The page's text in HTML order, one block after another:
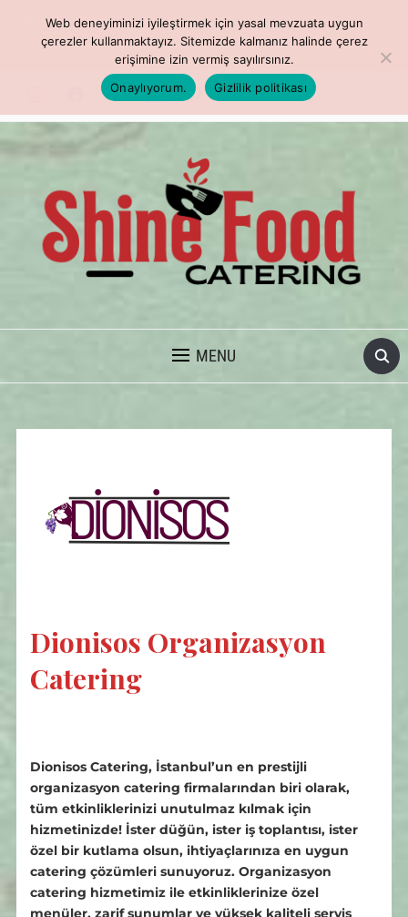
MENU
Dionisos Organizasyon
Catering
Dionisos Catering, İstanbul’un en prestijli
organizasyon catering firmalarından biri olarak,
tüm etkinliklerinizi unutulmaz kılmak için
hizmetinizde! İster düğün, ister iş toplantısı, ister
özel bir kutlama olsun, ihtiyaçlarınıza en uygun
catering çözümleri sunuyoruz. Organizasyon
catering hizmetimiz ile etkinliklerinize özel
menüler, zarif sunumlar ve yüksek kaliteli servis
Kaliteli ve leziz menüler indirimde! Detaylı
bilgi için bize ulaşın.
Web deneyiminizi iyileştirmek için yasal mevzuata uygun
çerezler kullanmaktayız. Sitemizde kalmanız halinde çerez
erişimine izin vermiş sayılırsınız.
Onaylıyorum.
Gizlilik politikası